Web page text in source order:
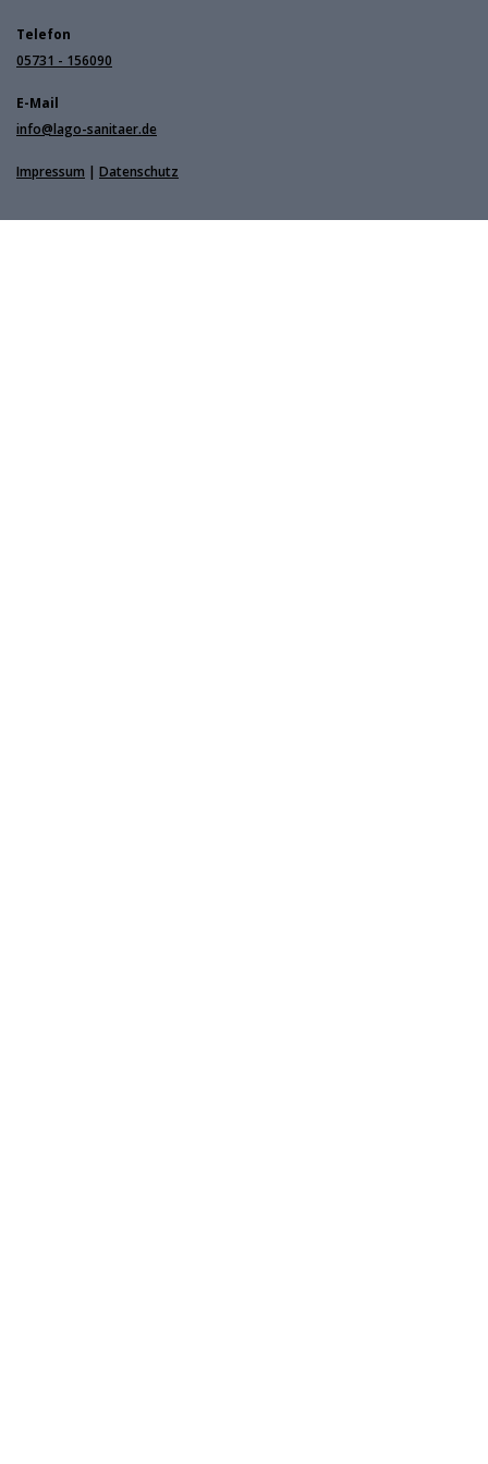
Telefon
05731 - 156090
E-Mail
info@lago-sanitaer.de
Impressum | Datenschutz